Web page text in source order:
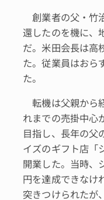
創業者の父・竹
還したのを機に、
だ。米田会長は高
た。従業員はおら
た。
転機は父親から
れまでの売掛中心
目指し、長年の父
イズのギフト店「
開業した。当時、
円を達成できなけ
突きつけられたが